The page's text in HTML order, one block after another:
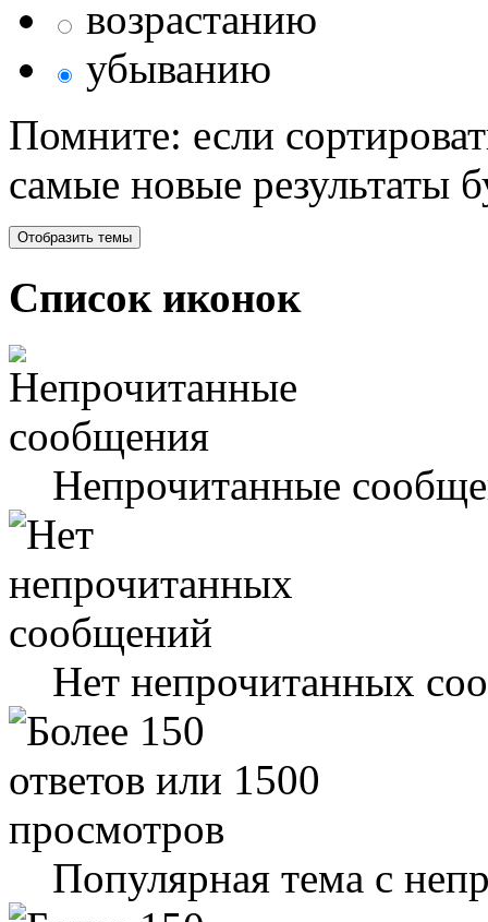
возрастанию
убыванию
Помните: если
самые новые результаты
Список иконок
Непрочитанные
Нет непрочитанных
Популярная тема с